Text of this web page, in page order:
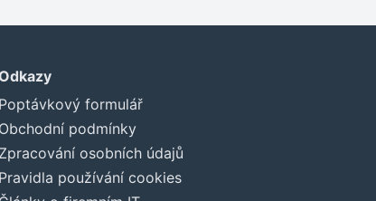
Poptávkový formulář
Obchodní podmínky
Zpracování osobních údajů
Pravidla používání cookies